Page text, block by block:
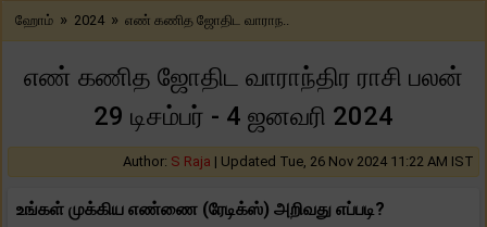
ஹோம் » 2024 » எண் கணித ஜோதிட வாராந..
எண் கணித ஜோதிட வாராந்திர ராசி பலன்
29 டிசம்பர் - 4 ஜனவரி 2024
Author: S Raja | Updated Tue, 26 Nov 2024 11:22 AM IST
உங்கள் முக்கிய எண்ணை (ரேடிக்ஸ்) அறிவது எப்படி?